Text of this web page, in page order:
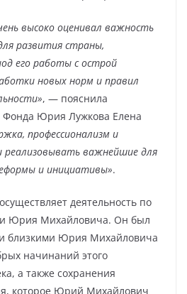
высоко оценивал важность
развития страны,
его работы с острой
новых норм и правил
, — пояснила
Фонда Юрия Лужкова Елена
профессионализм и
реализовывать важнейшие для
и инициативы».
деятельность по
Юрия Михайловича. Он был
близкими Юрия Михайловича
начинаний этого
а также сохранения
которое Юрий Михайлович